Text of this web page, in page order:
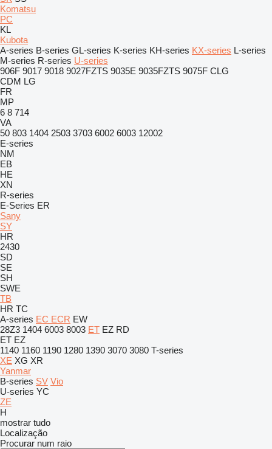
Komatsu
PC
KL
Kubota
A-series B-series GL-series K-series KH-series KX-series L-series
M-series R-series U-series
906F 9017 9018 9027FZTS 9035E 9035FZTS 9075F CLG
CDM LG
FR
MP
6 8 714
VA
50 803 1404 2503 3703 6002 6003 12002
E-series
NM
EB
HE
XN
R-series
E-Series ER
Sany
SY
HR
2430
SD
SE
SH
SWE
TB
HR TC
A-series EC ECR EW
28Z3 1404 6003 8003 ET EZ RD
ET EZ
1140 1160 1190 1280 1390 3070 3080 T-series
XE XG XR
Yanmar
B-series SV Vio
U-series YC
ZE
H
mostrar tudo
Localização
Procurar num raio